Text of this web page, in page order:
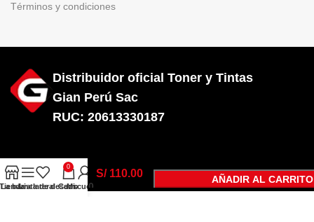
Términos y condiciones
Distribuidor oficial Toner y Tintas
Gian Perú Sac
RUC: 20613330187
934
C2P19AL
Negro 400
S/110.00
AÑADIR AL CARRITO
La barra lateral
Lista de deseos
0
Carro
Mi cuenta